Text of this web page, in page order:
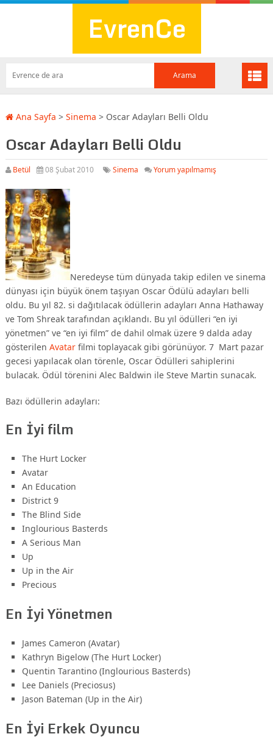
EvrenCe
Ana Sayfa > Sinema > Oscar Adayları Belli Oldu
Oscar Adayları Belli Oldu
Betül 08 Şubat 2010 Sinema Yorum yapılmamış
Neredeyse tüm dünyada takip edilen ve sinema
dünyası için büyük önem taşıyan Oscar Ödülü adayları belli
oldu. Bu yıl 82. si dağıtılacak ödüllerin adayları Anna Hathaway
ve Tom Shreak tarafından açıklandı. Bu yıl ödülleri “en iyi
yönetmen” ve “en iyi film” de dahil olmak üzere 9 dalda aday
gösterilen Avatarfilmi toplayacak gibi görünüyor. 7 Mart pazar
gecesi yapılacak olan törenle, Oscar Ödülleri sahiplerini
bulacak. Ödül törenini Alec Baldwin ile Steve Martin sunacak.
Bazı ödüllerin adayları:
En İyi film
The Hurt Locker
Avatar
An Education
District 9
The Blind Side
Inglourious Basterds
A Serious Man
Up
Up in the Air
Precious
En İyi Yönetmen
James Cameron (Avatar)
Kathryn Bigelow (The Hurt Locker)
Quentin Tarantino (Inglourious Basterds)
Lee Daniels (Preciosus)
Jason Bateman (Up in the Air)
En İyi Erkek Oyuncu